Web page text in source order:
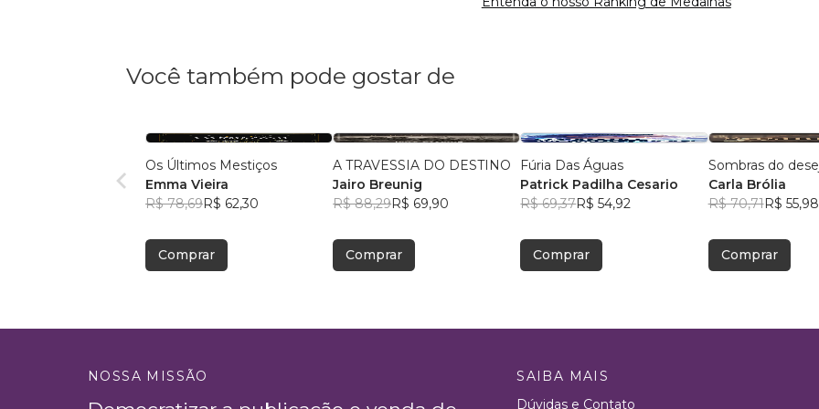
Você também pode gostar de
Os Últimos Mestiços
Emma Vieira
R$ 78,69R$ 62,30
Comprar
A TRAVESSIA DO DESTINO
Jairo Breunig
R$ 88,29R$ 69,90
Comprar
Fúria Das Águas
Patrick Padilha Cesario
R$ 69,37R$ 54,92
Comprar
Sombras do
Carla Brólia
R$ 70,71R$ 55,98
Comprar
NOSSA MISSÃO
SAIBA MAIS
Dúvidas e Contato